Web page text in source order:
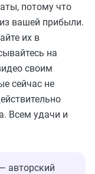
потому что
вашей прибыли.
их в
на
своим
сейчас не
Всем удачи и
авторский